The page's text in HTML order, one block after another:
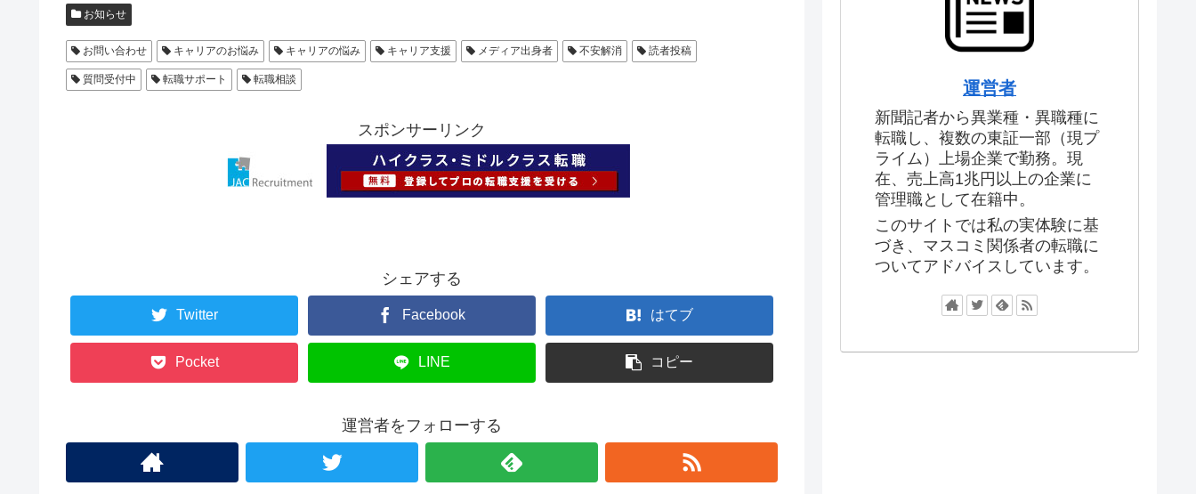
お知らせ
お問い合わせ キャリアのお悩み キャリアの悩み キャリア支援 メディア出身者 不安解消 読者投稿
質問受付中 転職サポート 転職相談
スポンサーリンク
シェアする
Twitter Facebook はてブ
Pocket LINE コピー
運営者をフォローする
運営者
新聞記者から異業種・異職種に
転職し、複数の東証一部（現プ
ライム）上場企業で勤務。現
在、売上高1兆円以上の企業に
管理職として在籍中。
このサイトでは私の実体験に基
づき、マスコミ関係者の転職に
ついてアドバイスしています。